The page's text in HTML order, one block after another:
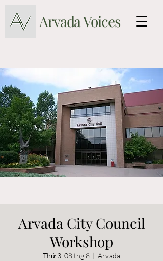
Arvada Voices
Arvada City Council
Workshop
Thứ 3, 08 thg 8
  |
Arvada